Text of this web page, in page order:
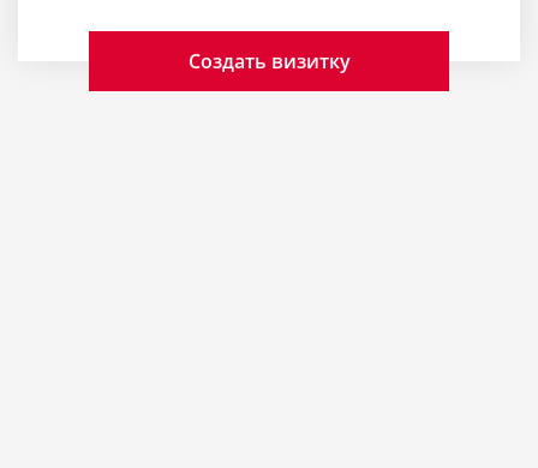
Создать визитку